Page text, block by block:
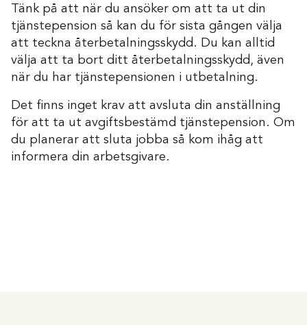
Tänk på att när du ansöker om att ta ut din
tjänstepension så kan du för sista gången välja
att teckna återbetalningsskydd. Du kan alltid
välja att ta bort ditt återbetalningsskydd, även
när du har tjänstepensionen i utbetalning.
Det finns inget krav att avsluta din anställning
för att ta ut avgiftsbestämd tjänstepension. Om
du planerar att sluta jobba så kom ihåg att
informera din arbetsgivare.